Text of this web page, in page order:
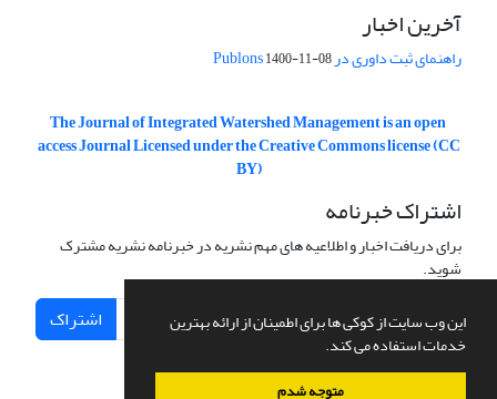
این وب سایت از کوکی ها برای اطمینان از ارائه بهترین
خدمات استفاده می کند.
متوجه شدم
آخرین اخبار
راهنمای ثبت داوری در Publons1400-11-08
The Journal of Integrated Watershed Management is an open
access Journal Licensed under the Creative Commons license (CC
BY)
اشتراک خبرنامه
برای دریافت اخبار و اطلاعیه های مهم نشریه در خبرنامه نشریه مشترک
شوید.
اشتراک